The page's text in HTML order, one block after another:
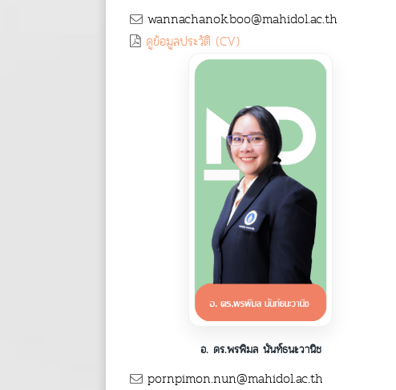
wannachanok.boo@mahidol.ac.th
ดูข้อมูลประวัติ (CV)
อ. ดร.พรพิมล นันท์ธนะวานิช
pornpimon.nun@mahidol.ac.th